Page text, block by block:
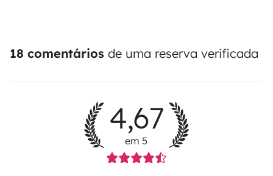
18 comentários de uma reserva verificada
4,67
em 5